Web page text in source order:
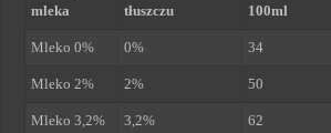
mleka
tłuszczu
100ml
Mleko 0% 0% 34
Mleko 2% 2% 50
Mleko 3,2% 3,2% 62